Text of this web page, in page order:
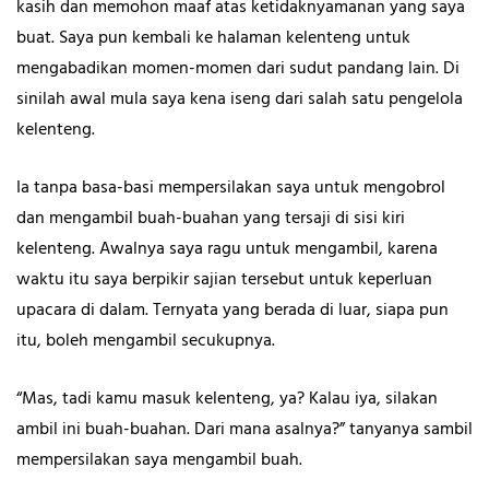
kasih dan memohon maaf atas ketidaknyamanan yang saya
buat. Saya pun kembali ke halaman kelenteng untuk
mengabadikan momen-momen dari sudut pandang lain. Di
sinilah awal mula saya kena iseng dari salah satu pengelola
kelenteng.
Ia tanpa basa-basi mempersilakan saya untuk mengobrol
dan mengambil buah-buahan yang tersaji di sisi kiri
kelenteng. Awalnya saya ragu untuk mengambil, karena
waktu itu saya berpikir sajian tersebut untuk keperluan
upacara di dalam. Ternyata yang berada di luar, siapa pun
itu, boleh mengambil secukupnya.
“Mas, tadi kamu masuk kelenteng, ya? Kalau iya, silakan
ambil ini buah-buahan. Dari mana asalnya?” tanyanya sambil
mempersilakan saya mengambil buah.